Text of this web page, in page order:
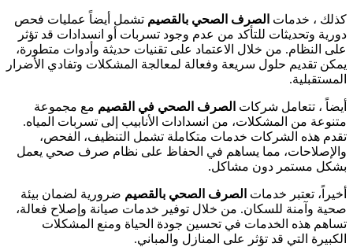
، خدماتالصرف الصحي بالقصيمتشمل أيضاً عمليات فحص
وتحديثات للتأكد من عدم وجود تسربات أو انسدادات قد تؤثر
النظام. من خلال الاعتماد على تقنيات حديثة وأدوات متطورة،
تقديم حلول سريعة وفعالة لمعالجة المشكلات وتفادي الأضرار
، تتعامل شركاتالصرف الصحي في القصيممع مجموعة
من المشكلات، من انسدادات الأنابيب إلى تسربات المياه.
هذه الشركات خدمات متكاملة تشمل التنظيف، الفحص،
مما يساهم في الحفاظ على نظام صرف صحي يعمل
مستمر دون مشاكل.
تعتبر خدماتالصرف الصحي بالقصيمضرورية لضمان بيئة
وآمنة للسكان. من خلال توفير خدمات صيانة وإصلاح فعالة،
هذه الخدمات في تحسين جودة الحياة ومنع المشكلات
التي قد تؤثر على المنازل والمباني.